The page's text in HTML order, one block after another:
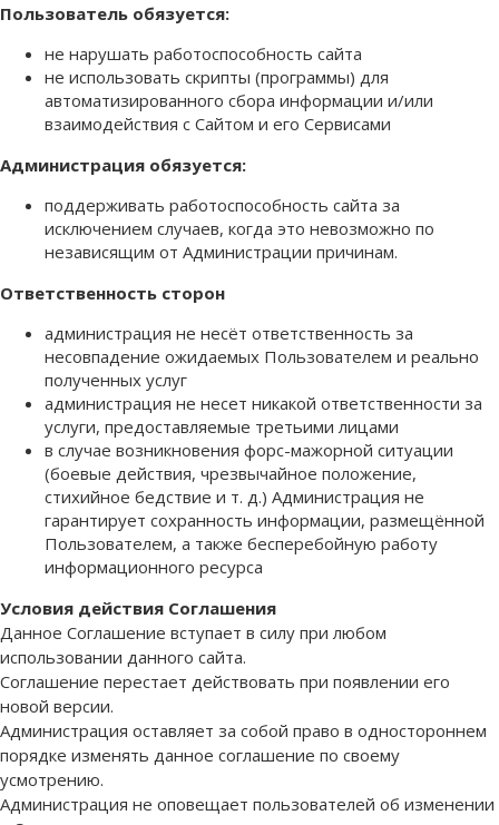
Пользователь обязуется:
не нарушать работоспособность сайта
не использовать скрипты (программы) для
автоматизированного сбора информации и/или
взаимодействия с Сайтом и его Сервисами
Администрация обязуется:
поддерживать работоспособность сайта за
исключением случаев, когда это невозможно по
независящим от Администрации причинам.
Ответственность сторон
администрация не несёт ответственность за
несовпадение ожидаемых Пользователем и реально
полученных услуг
администрация не несет никакой ответственности за
услуги, предоставляемые третьими лицами
в случае возникновения форс-мажорной ситуации
(боевые действия, чрезвычайное положение,
стихийное бедствие и т. д.) Администрация не
гарантирует сохранность информации, размещённой
Пользователем, а также бесперебойную работу
информационного ресурса
Условия действия Соглашения
Данное Соглашение вступает в силу при любом
использовании данного сайта.
Соглашение перестает действовать при появлении его
новой версии.
Администрация оставляет за собой право в одностороннем
порядке изменять данное соглашение по своему
усмотрению.
Администрация не оповещает пользователей об изменении